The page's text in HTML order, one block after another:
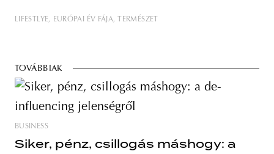
LIFESTLYE EURÓPAI ÉV FÁJA TERMÉSZET
TOVÁBBIAK
BUSINESS
Siker, pénz, csillogás máshogy: a